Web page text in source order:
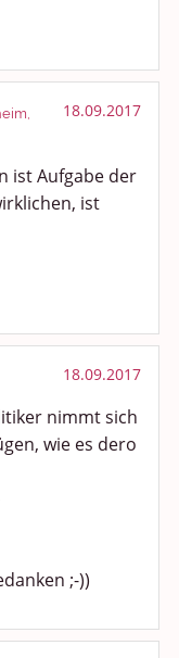
18.09.2017
ist Aufgabe der
ist
18.09.2017
nimmt sich
wie es dero
;-))